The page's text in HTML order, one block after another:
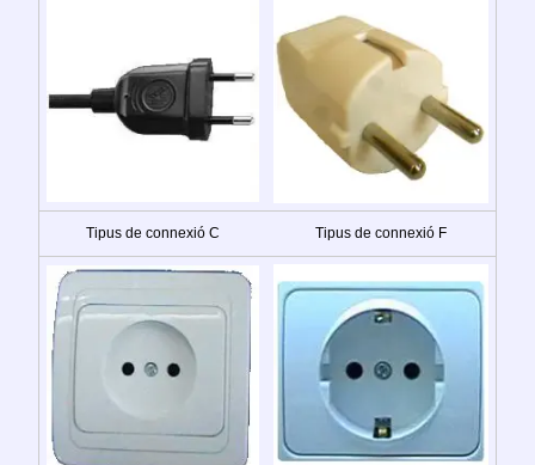
Tipus de connexió C Tipus de connexió F